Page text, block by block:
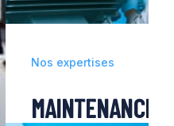
Nos expertises
MAINTENANCE